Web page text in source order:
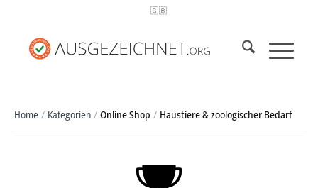
🇬🇧
Home / Kategorien / Online Shop / Haustiere & zoologischer Bedarf